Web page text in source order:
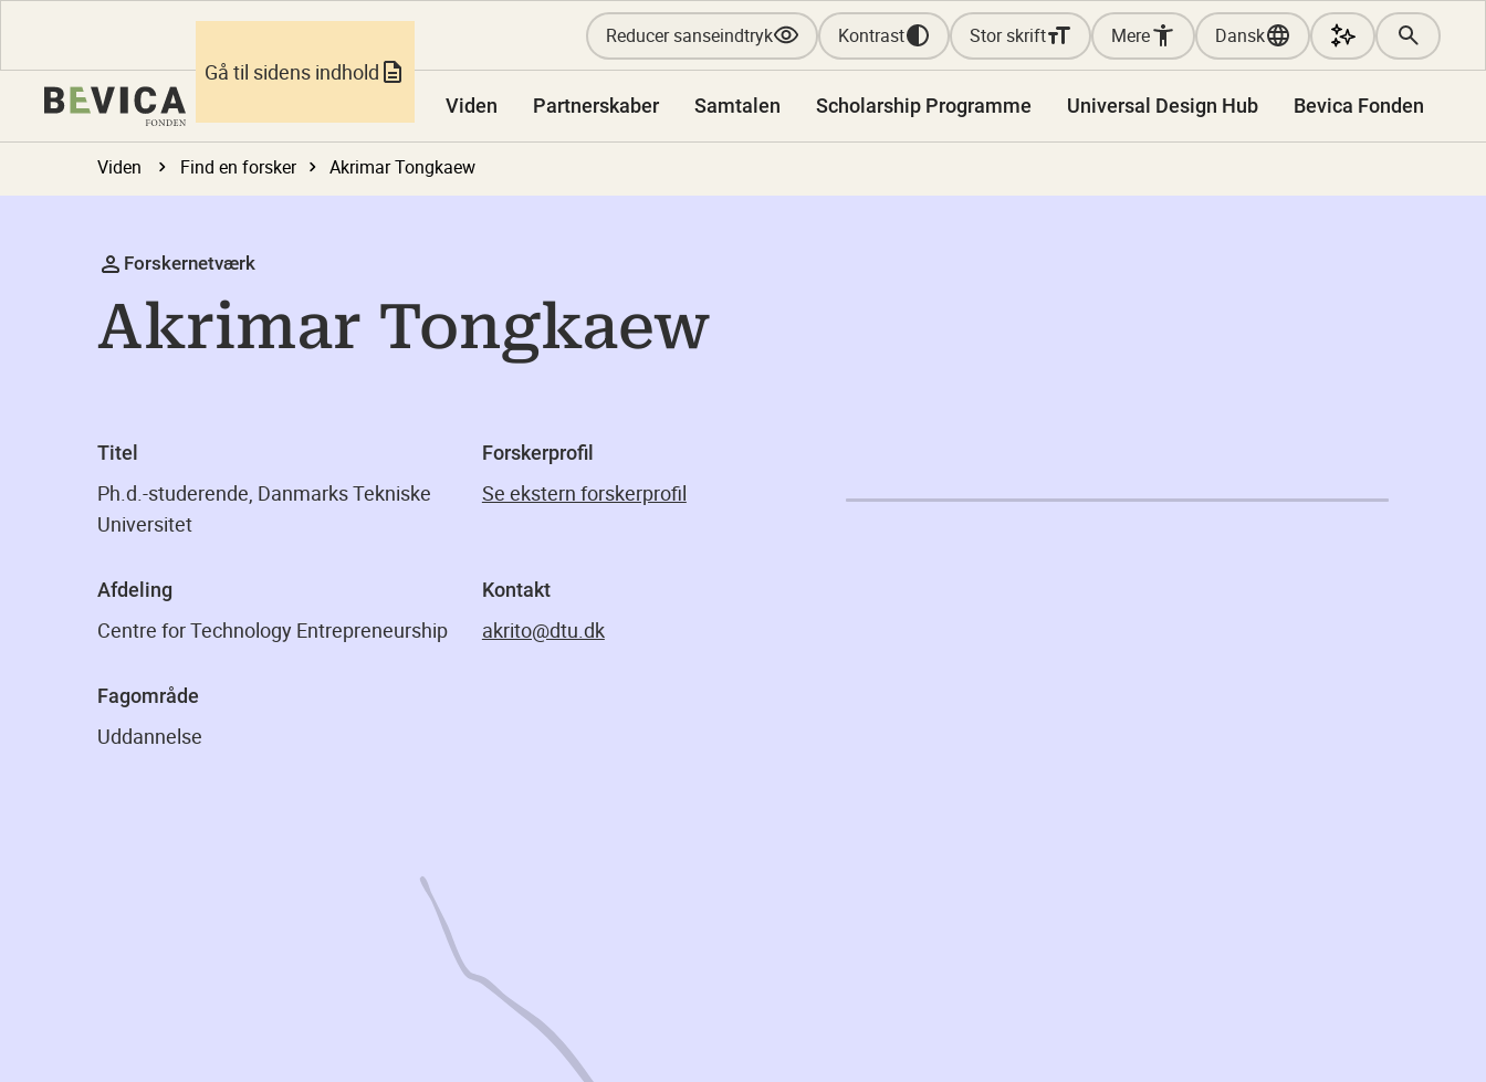
Gå til sidens indhold
Reducer sanseindtryk Kontrast Stor skrift Mere Dansk
Viden Partnerskaber Samtalen Scholarship Programme Universal Design Hub Bevica Fonden
Viden Find en forsker Akrimar Tongkaew
Forskernetværk
Akrimar Tongkaew
Titel
Ph.d.-studerende, Danmarks Tekniske
Universitet
Forskerprofil
Se ekstern forskerprofil
Afdeling
Centre for Technology Entrepreneurship
Kontakt
akrito@dtu.dk
Fagområde
Uddannelse